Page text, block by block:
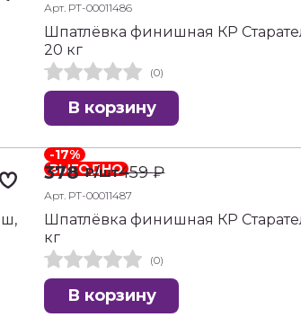
Арт. РТ-00011486
Шпатлёвка финишная КР
20 кг
(0)
В корзину
ВЫГОДНО
-17%
378₽/шт459₽
Арт. РТ-00011487
Шпатлёвка финишная КР
кг
(0)
В корзину